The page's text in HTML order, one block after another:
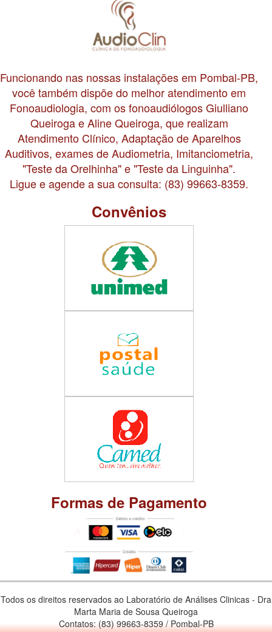
Funcionando nas nossas instalações em Pombal-PB,
você também dispõe do melhor atendimento em
Fonoaudiologia, com os fonoaudiólogos Giulliano
Queiroga e Aline Queiroga, que realizam
Atendimento Clínico, Adaptação de Aparelhos
Auditivos, exames de Audiometria, Imitanciometria,
"Teste da Orelhinha" e "Teste da Linguinha".
Ligue e agende a sua consulta: (83) 99663-8359.
Convênios
Formas de Pagamento
Todos os direitos reservados ao Laboratório de Análises Clinicas - Dra
Marta Maria de Sousa Queiroga
Contatos: (83) 99663-8359 / Pombal-PB